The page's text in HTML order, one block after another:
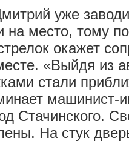
уже
на место, тому
окажет
«Выйдя из
стали
машинист-
Стачинского.
На стук